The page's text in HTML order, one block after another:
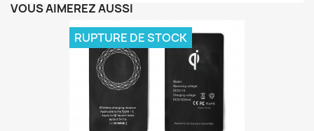
VOUS AIMEREZ AUSSI
RUPTURE DE STOCK